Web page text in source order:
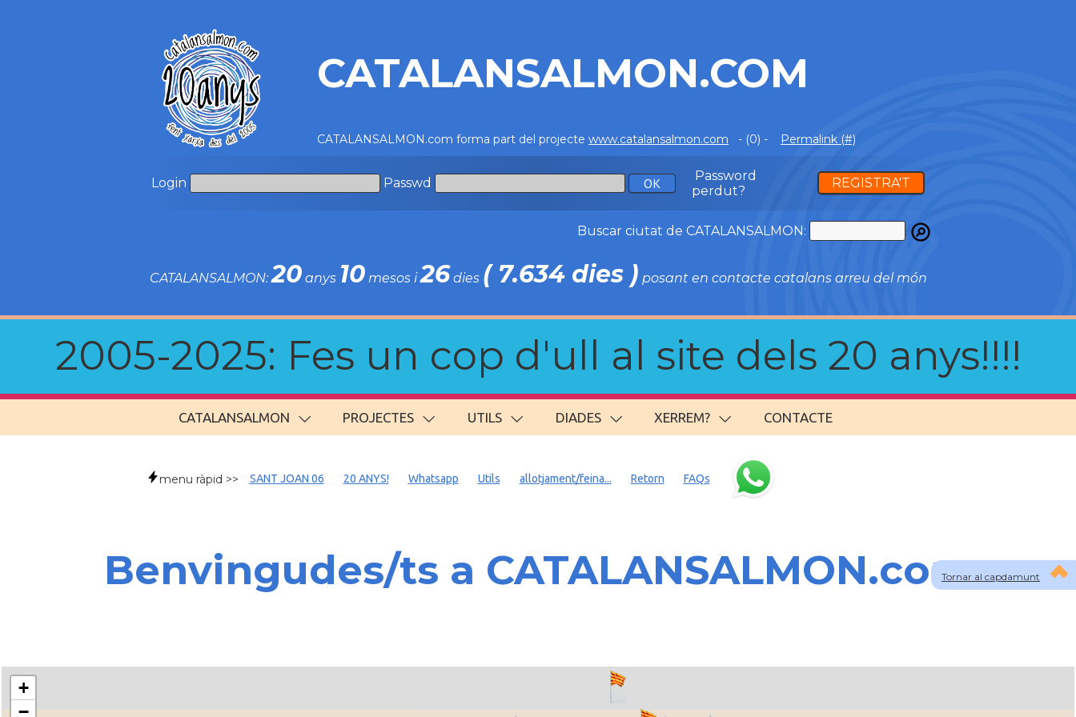
CATALANSALMON.COM
CATALANSALMON.com forma part del projecte www.catalansalmon.com - (0) - Permalink (#)
Login Passwd
Password
perdut?
REGISTRA'T
Buscar ciutat de CATALANSALMON:
CATALANSALMON:20anys 10mesos i26dies ( 7.634 dies ) posant en contacte catalans arreu del món
2005-2025: Fes un cop d'ull al site dels 20 anys!!!!
CATALANSALMON PROJECTES UTILS DIADES XERREM? CONTACTE
Tornar al capdamunt
menu ràpid >> SANT JOAN 06 20 ANYS! Whatsapp Utils allotjament/feina... Retorn FAQs
Benvingudes/ts a CATALANSALMON.com
+
−